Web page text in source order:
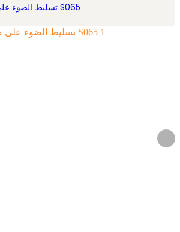
تسليط الضوء على صندوق الأمان الآمن S065